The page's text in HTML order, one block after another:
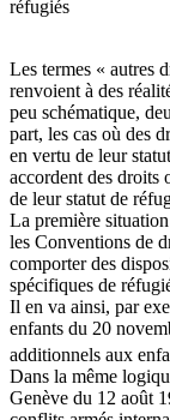
réfugiés
Les termes « autres
renvoient à des
peu schématique,
part, les cas où des
en vertu de leur
accordent des droits
de leur statut de
La première
les Conventions de
comporter des
spécifiques de
Il en va ainsi, par
enfants du 20
additionnels aux
Dans la même
Genève du 12 août